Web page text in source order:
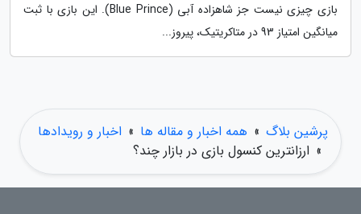
بازی چیزی نیست جز شاهزاده آبی (Blue Prince). این بازی با ثبت
میانگین امتیاز 93 در متاکریتیک، پیروز...
پرشین بلاگ » همه اخبار و مقاله ها » اخبار و رویدادها
» ارزانترین کنسول بازی در بازار چند؟